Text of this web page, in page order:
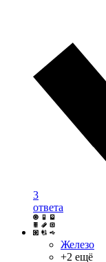
3
ответа
Железо
+2 ещё